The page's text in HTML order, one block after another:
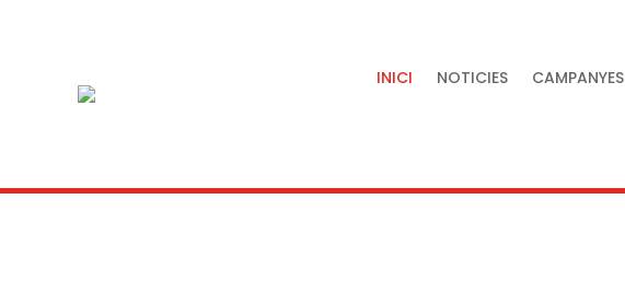
INICI NOTICIES CAMPANYES